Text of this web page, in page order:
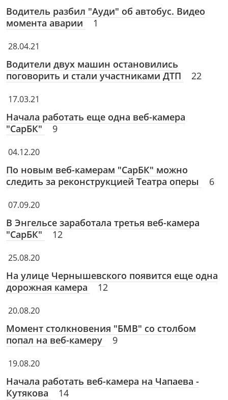
Водитель разбил "Ауди" об автобус. Видео
момента аварии
1
28.04.21
Водители двух машин остановились
поговорить и стали участниками ДТП
22
17.03.21
Начала работать еще одна веб-камера
"СарБК"
9
04.12.20
По новым веб-камерам "СарБК" можно
следить за реконструкцией Театра оперы
6
07.09.20
В Энгельсе заработала третья веб-камера
"СарБК"
12
25.08.20
На улице Чернышевского появится еще одна
дорожная камера
12
20.08.20
Момент столкновения "БМВ" со столбом
попал на веб-камеру
9
19.08.20
Начала работать веб-камера на Чапаева -
Кутякова
14